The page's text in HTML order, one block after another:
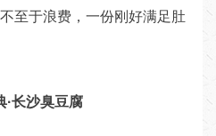
至于浪费，一份刚好满足肚
·长沙臭豆腐